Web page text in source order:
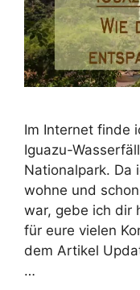
Im Internet finde
Iguazu-
Nationalpark. Da
wohne und
war, gebe ich dir
für eure vielen
dem Artikel
…